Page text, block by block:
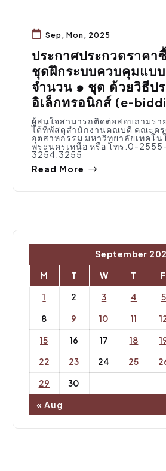
Sep, Mon, 2025
ประกาศประกวดราคา
ชุดฝึกระบบควบคุมแบ
จำนวน ๑ ชุด ด้วยวิธีป
อิเล็กทรอนิกส์ (e-
ผู้สนใจสามารถติดต่อสอบถามรา
ได้ที่พัสดุสำนักงานคณบดี คณะครุ
อุตสาหกรรม มหาวิทยาลัยเทคโน
พระนครเหนือ หรือ โทร.0-
3254,3255
Read More
September
M
T W T F
1
2 3 4 5
8
9 10 11
15
16 17 18
22
23 24 25
29
30
« Aug